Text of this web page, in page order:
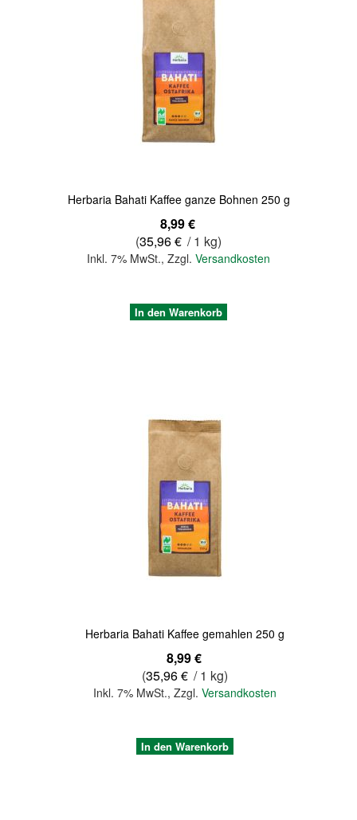
Herbaria Bahati Kaffee ganze Bohnen 250 g
8,99 €
(35,96 € / 1 kg)
Inkl. 7% MwSt., Zzgl. Versandkosten
In den Warenkorb
Herbaria Bahati Kaffee gemahlen 250 g
8,99 €
(35,96 € / 1 kg)
Inkl. 7% MwSt.,Zzgl.Versandkosten
In den Warenkorb